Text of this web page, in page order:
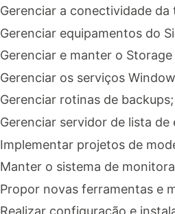
Gerenciar a conectividade
Gerenciar equipamentos do
Gerenciar e manter o
Gerenciar os serviços
Gerenciar rotinas de backups;
Gerenciar servidor de lista de
Implementar projetos de
Manter o sistema de
Propor novas ferramentas e